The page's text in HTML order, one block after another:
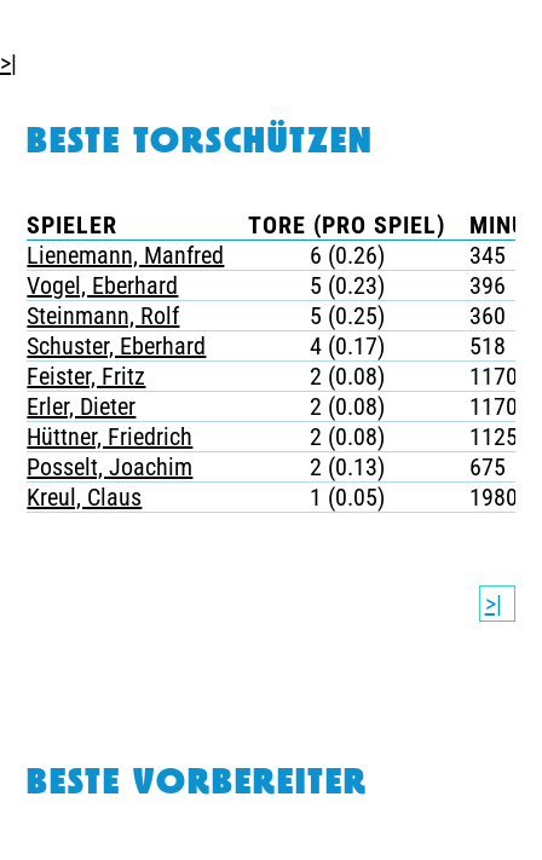
>|
BESTE TORSCHÜTZEN
SPIELER TORE (PRO SPIEL)
Lienemann, Manfred
6 (0.26)
345
Vogel, Eberhard
5 (0.23)
396
Steinmann, Rolf
5 (0.25)
360
Schuster, Eberhard
4 (0.17)
518
Feister, Fritz
2 (0.08)
1170
Erler, Dieter
2 (0.08)
1170
Hüttner, Friedrich
2 (0.08)
1125
Posselt, Joachim
2 (0.13)
675
Kreul, Claus
1 (0.05) 1980
>|
BESTE VORBEREITER